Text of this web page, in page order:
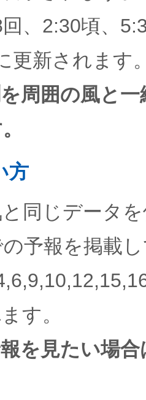
、2:30頃、
更新されます
周囲の風と
方
同じデータ
予報を掲載
す。
を見たい場